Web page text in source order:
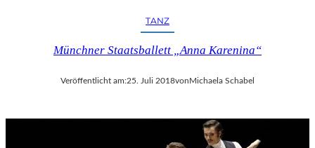
TANZ
Münchner Staatsballett „Anna Karenina“
Veröffentlicht am:25. Juli 2018vonMichaela Schabel